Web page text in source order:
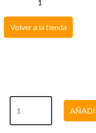
Volver a la tienda